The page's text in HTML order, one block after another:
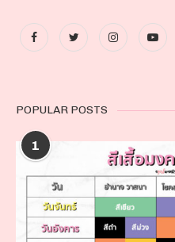
POPULAR POSTS
1